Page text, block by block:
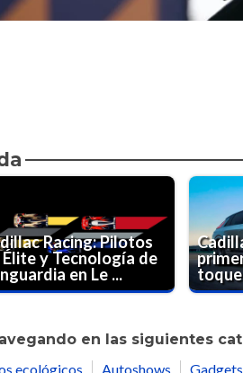
Racing: Pilotos
Élite y Tecnología de
en Le ...
en las siguientes
ecológicos Autoshows Gadgets